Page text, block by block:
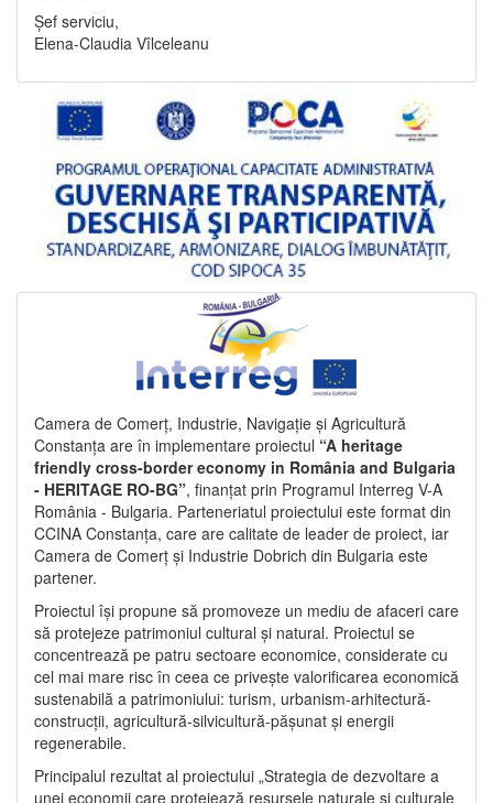
Șef serviciu,
Elena-Claudia Vîlceleanu
Camera de Comerț, Industrie, Navigație și Agricultură
Constanța are în implementare proiectul “A heritage
friendly cross-border economy in România and Bulgaria
- HERITAGE RO-BG”, finanțat prin Programul Interreg V-A
România - Bulgaria. Parteneriatul proiectului este format din
CCINA Constanța, care are calitate de leader de proiect, iar
Camera de Comerț și Industrie Dobrich din Bulgaria este
partener.
Proiectul își propune să promoveze un mediu de afaceri care
să protejeze patrimoniul cultural și natural. Proiectul se
concentrează pe patru sectoare economice, considerate cu
cel mai mare risc în ceea ce privește valorificarea economică
sustenabilă a patrimoniului: turism, urbanism-arhitectură-
construcții, agricultură-silvicultură-pășunat și energii
regenerabile.
Principalul rezultat al proiectului „Strategia de dezvoltare a
unei economii care protejează resursele naturale și culturale